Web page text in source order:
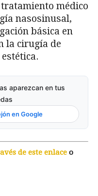
médico
nasosinusal,
básica en
la cirugía de
aparezcan en tus
en Google
de este enlace o